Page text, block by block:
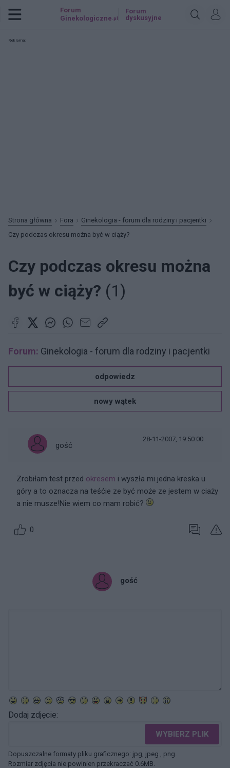
Forum
Ginekologiczne .pl
Forum
dyskusyjne
Reklama:
Strona główna Fora
Ginekologia - forum dla rodziny i pacjentki
Czy podczas okresu można być w ciąży?
Czy podczas okresu można
być w ciąży? (1)
Forum: Ginekologia - forum dla rodziny i pacjentki
odpowiedz
nowy wątek
gość
28-11-2007, 19:50:00
Zrobiłam test przed okresem i wyszła mi jedna kreska u
góry a to oznacza na teśćie ze być może ze jestem w ciaży
a nie musze!Nie wiem co mam robić?
0
gość
Dodaj zdjęcie:
WYBIERZ PLIK
Dopuszczalne formaty pliku graficznego: jpg, jpeg , png.
Rozmiar zdjęcia nie powinien przekraczać 0.6MB.